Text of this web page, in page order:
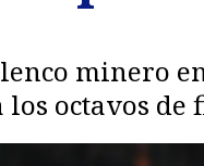
minero
octavos